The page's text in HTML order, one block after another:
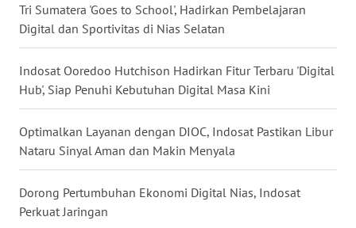
Tri Sumatera 'Goes to School', Hadirkan Pembelajaran
Digital dan Sportivitas di Nias Selatan
Indosat Ooredoo Hutchison Hadirkan Fitur Terbaru 'Digital
Hub', Siap Penuhi Kebutuhan Digital Masa Kini
Optimalkan Layanan dengan DIOC, Indosat Pastikan Libur
Nataru Sinyal Aman dan Makin Menyala
Dorong Pertumbuhan Ekonomi Digital Nias, Indosat
Perkuat Jaringan
MALUT
DAIRI
DANAU
TOBA
WN
NIAS